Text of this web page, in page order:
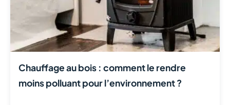
Chauffage au bois : comment le rendre
moins polluant pour l’environnement ?